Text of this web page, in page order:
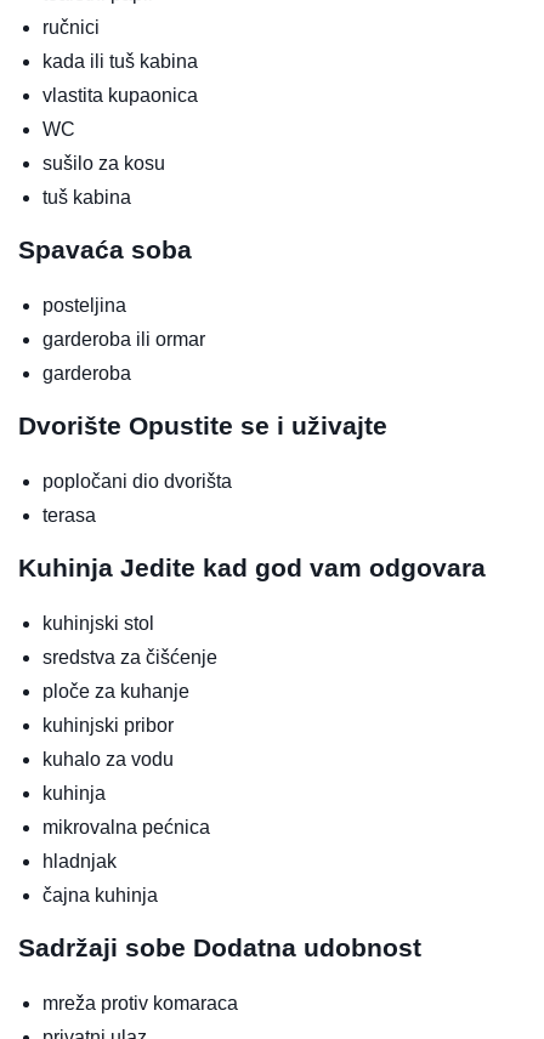
ručnici
kada ili tuš kabina
vlastita kupaonica
WC
sušilo za kosu
tuš kabina
Spavaća soba
posteljina
garderoba ili ormar
garderoba
Dvorište Opustite se i uživajte
popločani dio dvorišta
terasa
Kuhinja Jedite kad god vam odgovara
kuhinjski stol
sredstva za čišćenje
ploče za kuhanje
kuhinjski pribor
kuhalo za vodu
kuhinja
mikrovalna pećnica
hladnjak
čajna kuhinja
Sadržaji sobe Dodatna udobnost
mreža protiv komaraca